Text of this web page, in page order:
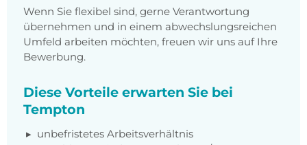
Wenn Sie flexibel sind, gerne Verantwortung
übernehmen und in einem abwechslungsreichen
Umfeld arbeiten möchten, freuen wir uns auf Ihre
Bewerbung.
Diese Vorteile erwarten Sie bei
Tempton
unbefristetes Arbeitsverhältnis